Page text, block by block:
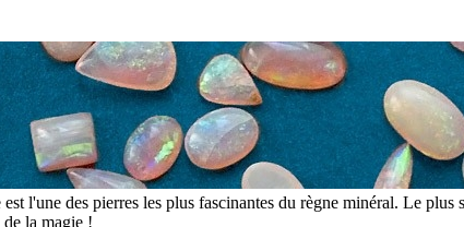
l'une des pierres les plus fascinantes du règne minéral. Le
la magie !